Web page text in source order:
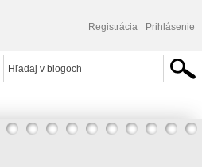
Registrácia Prihlásenie